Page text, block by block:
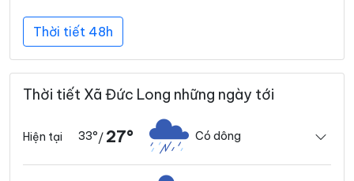
Thời tiết 48h
Thời tiết Xã Đức Long những ngày tới
Hiện tại 33°/ 27° Có dông